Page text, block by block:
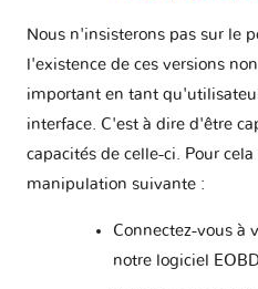
Nous n'insisterons pas sur le
l'existence de ces versions
important en tant
interface. C'est à dire d'être
capacités de celle-ci. Pour
manipulation suivante :
Connectez-vous à
notre logiciel